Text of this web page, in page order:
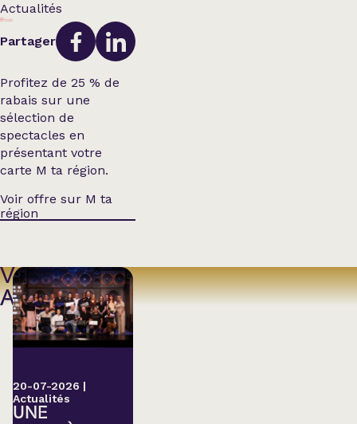
Actualités
Partager
Profitez de 25 % de
rabais sur une
sélection de
spectacles en
présentant votre
carte M ta région.
Voir offre sur M ta
région
VOIR
AUSSI
20-07-2026 |
Actualités
UNE